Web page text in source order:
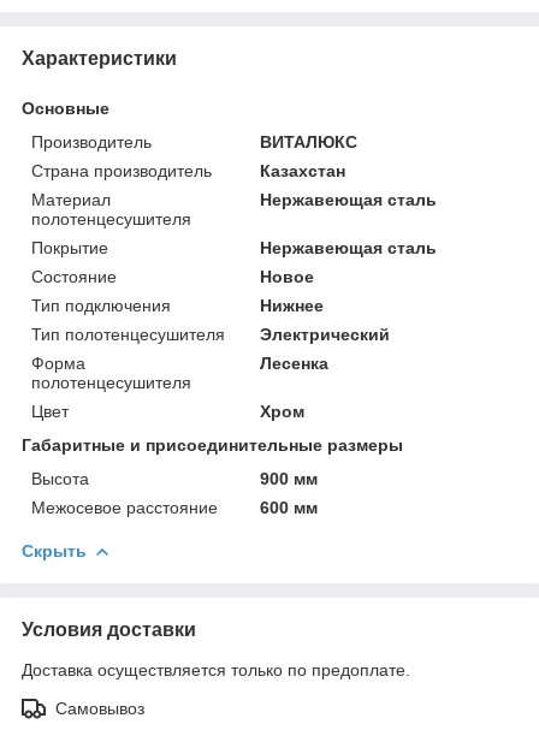
Характеристики
Основные
Производитель
ВИТАЛЮКС
Страна производитель
Казахстан
Материал
полотенцесушителя
Нержавеющая сталь
Покрытие
Нержавеющая сталь
Состояние
Новое
Тип подключения
Нижнее
Тип полотенцесушителя
Электрический
Форма
полотенцесушителя
Лесенка
Цвет
Хром
Габаритные и присоединительные размеры
Высота
900 мм
Межосевое расстояние
600 мм
Скрыть
Условия доставки
Доставка осуществляется только по предоплате.
Самовывоз